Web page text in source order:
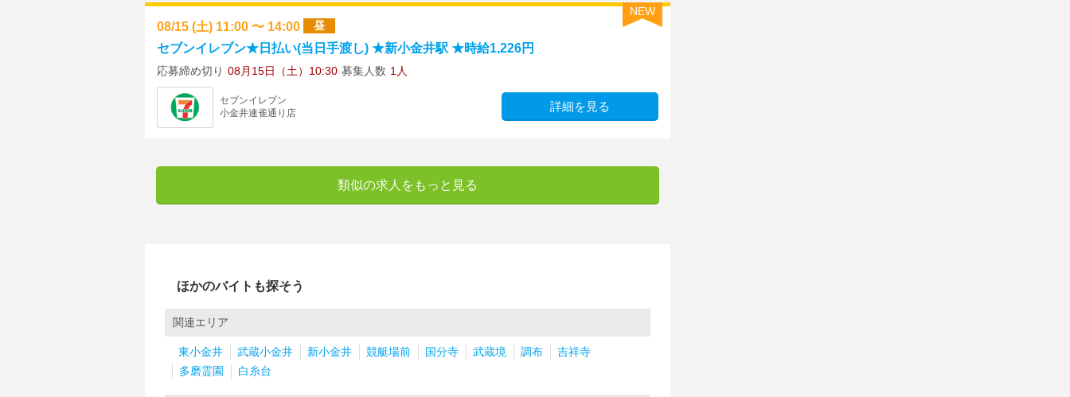
NEW
08/15 (土) 11:00 〜 14:00 昼
セブンイレブン★日払い(当日手渡し) ★新小金井駅 ★時給1,226円
応募締め切り 08月15日（土）10:30 募集人数 1人
セブンイレブン
小金井連雀通り店
詳細を見る
類似の求人をもっと見る
ほかのバイトも探そう
関連エリア
東小金井 武蔵小金井 新小金井 競艇場前 国分寺 武蔵境 調布
吉祥寺
多磨霊園
白糸台